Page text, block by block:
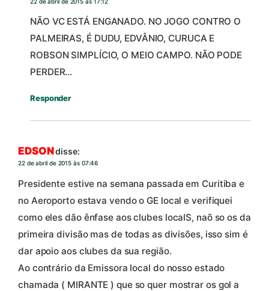
NÃO VC ESTÁ ENGANADO. NO JOGO CONTRO O
PALMEIRAS, É DUDU, EDVÂNIO, CURUCA E
ROBSON SIMPLÍCIO, O MEIO CAMPO. NÃO PODE
PERDER…
Responder
EDSONdisse:
22 de abril de 2015 às 07:46
Presidente estive na semana passada em Curitiba e
no Aeroporto estava vendo o GE local e verifiquei
como eles dão ênfase aos clubes locaIS, naõ so os da
primeira divisão mas de todas as divisões, isso sim é
dar apoio aos clubes da sua região.
Ao contrário da Emissora local do nosso estado
chamada ( MIRANTE ) que so quer mostrar os gol a